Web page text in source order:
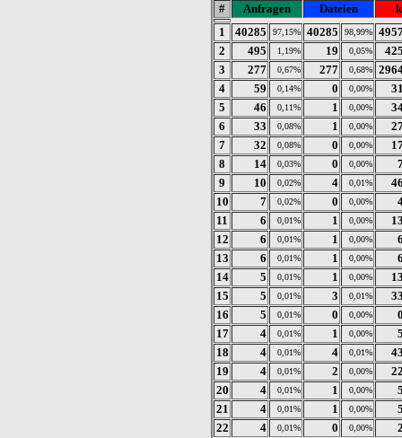
# Anfragen Dateien
1
40285 97,15% 40285 98,99%
2
495 1,19% 19 0,05%
3
277 0,67% 277 0,68%
4
59 0,14% 0 0,00%
5
46 0,11% 1 0,00%
6
33 0,08% 1 0,00%
7
32 0,08% 0 0,00%
8
14 0,03% 0 0,00%
9
10 0,02% 4 0,01%
10
7 0,02% 0 0,00%
11
6 0,01% 1 0,00%
12
6 0,01% 1 0,00%
13
6 0,01% 1 0,00%
14
5 0,01% 1 0,00%
15
5 0,01% 3 0,01%
16
5 0,01% 0 0,00%
17
4 0,01% 1 0,00%
18
4 0,01% 4 0,01%
19
4 0,01% 2 0,00%
20
4 0,01% 1 0,00%
21
4 0,01% 1 0,00%
22
4 0,01% 0 0,00%